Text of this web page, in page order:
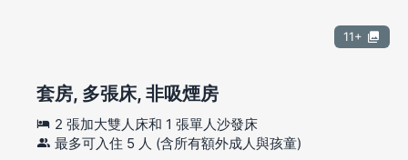
11+
套房, 多張床, 非吸煙房
2 張加大雙人床和 1 張單人沙發床
最多可入住 5 人 (含所有額外成人與孩童)